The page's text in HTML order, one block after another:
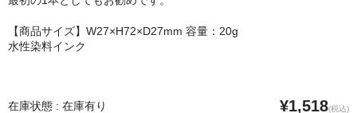
【商品サイズ】W27×H72×D27mm 容量：20g
水性染料インク
在庫状態 : 在庫有り ¥1,518(税込)